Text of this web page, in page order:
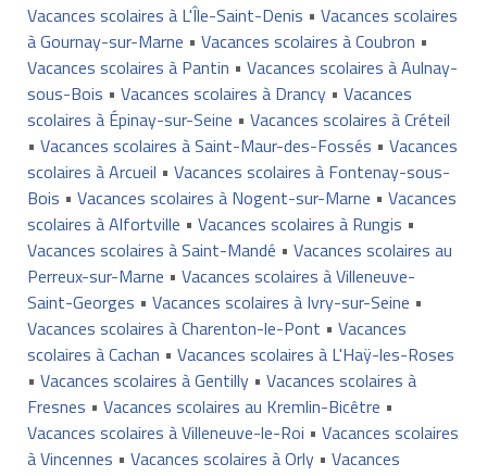
Vacances scolaires à L'Île-Saint-Denis • Vacances scolaires
à Gournay-sur-Marne • Vacances scolaires à Coubron •
Vacances scolaires à Pantin • Vacances scolaires à Aulnay-
sous-Bois • Vacances scolaires à Drancy• Vacances
scolaires à Épinay-sur-Seine • Vacances scolaires à Créteil
• Vacances scolaires à Saint-Maur-des-Fossés • Vacances
scolaires à Arcueil • Vacances scolaires à Fontenay-sous-
Bois • Vacances scolaires à Nogent-sur-Marne • Vacances
scolaires à Alfortville • Vacances scolaires à Rungis •
Vacances scolaires à Saint-Mandé • Vacances scolaires au
Perreux-sur-Marne • Vacances scolaires à Villeneuve-
Saint-Georges • Vacances scolaires à Ivry-sur-Seine •
Vacances scolaires à Charenton-le-Pont • Vacances
scolaires à Cachan • Vacances scolaires à L'Haÿ-les-Roses
• Vacances scolaires à Gentilly• Vacances scolaires à
Fresnes • Vacances scolaires au Kremlin-Bicêtre •
Vacances scolaires à Villeneuve-le-Roi • Vacances scolaires
à Vincennes • Vacances scolaires à Orly• Vacances